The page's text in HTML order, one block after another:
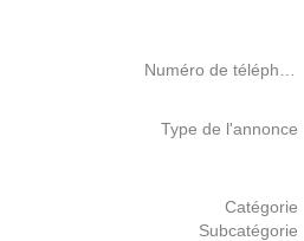
Type de l'annonce
Catégorie
Subcatégorie